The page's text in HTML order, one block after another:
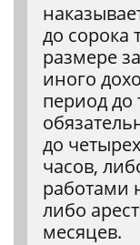
до сорока
размере
иного
период до
до
часов,
работами
либо
месяцев.